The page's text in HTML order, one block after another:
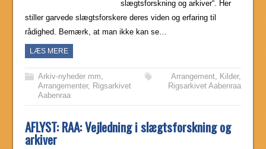
slægtsforskning og arkiver“. Her
stiller garvede slægtsforskere deres viden og erfaring til
rådighed. Bemærk, at man ikke kan se…
LÆS MERE
Arkiv-nyheder mm
Arrangementer, Rigsarkivet
Aabenraa
Arrangement, Kilder,
Rigsarkivet Aabenraa
AFLYST: RAA: Vejledning i slægtsforskning og
arkiver